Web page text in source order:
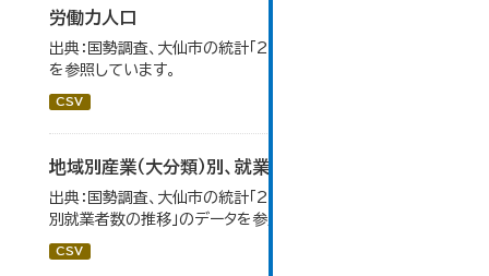
労働力人口
出典：国勢調査、大仙市の統計「2-6 労働力人口」のデータ
を参照しています。
CSV
地域別産業（大分類）別、就業者数
出典：国勢調査、大仙市の統計「2-8 地域別産業（大分類）
別就業者数の推移」のデータを参照しています。
CSV